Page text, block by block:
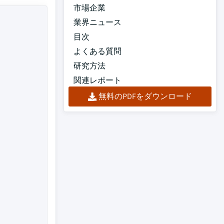
市場企業
業界ニュース
目次
よくある質問
研究方法
関連レポート
無料のPDFをダウンロード